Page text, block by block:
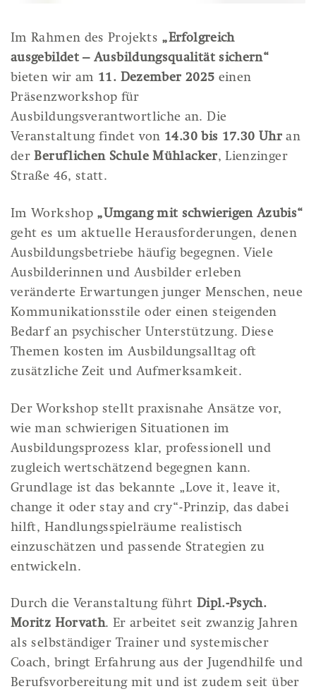
Im Rahmen des Projekts „Erfolgreich
ausgebildet – Ausbildungsqualität sichern“
bieten wir am 11. Dezember 2025 einen
Präsenzworkshop für
Ausbildungsverantwortliche an. Die
Veranstaltung findet von 14.30 bis 17.30 Uhran
derBeruflichen Schule Mühlacker, Lienzinger
Straße 46, statt.
Im Workshop „Umgang mit schwierigen Azubis“
geht es um aktuelle Herausforderungen, denen
Ausbildungsbetriebe häufig begegnen. Viele
Ausbilderinnen und Ausbilder erleben
veränderte Erwartungen junger Menschen, neue
Kommunikationsstile oder einen steigenden
Bedarf an psychischer Unterstützung. Diese
Themen kosten im Ausbildungsalltag oft
zusätzliche Zeit und Aufmerksamkeit.
Der Workshop stellt praxisnahe Ansätze vor,
wie man schwierigen Situationen im
Ausbildungsprozess klar, professionell und
zugleich wertschätzend begegnen kann.
Grundlage ist das bekannte „Love it, leave it,
change it oder stay and cry“-Prinzip, das dabei
hilft, Handlungsspielräume realistisch
einzuschätzen und passende Strategien zu
entwickeln.
Durch die Veranstaltung führt Dipl.-Psych.
Moritz Horvath. Er arbeitet seit zwanzig Jahren
als selbständiger Trainer und systemischer
Coach, bringt Erfahrung aus der Jugendhilfe und
Berufsvorbereitung mit und ist zudem seit über